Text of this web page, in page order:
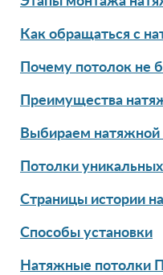
Как обращаться с
Почему потолок не
Преимущества
Выбираем натяжной
Потолки
Страницы истории
Способы установки
Натяжные потолки